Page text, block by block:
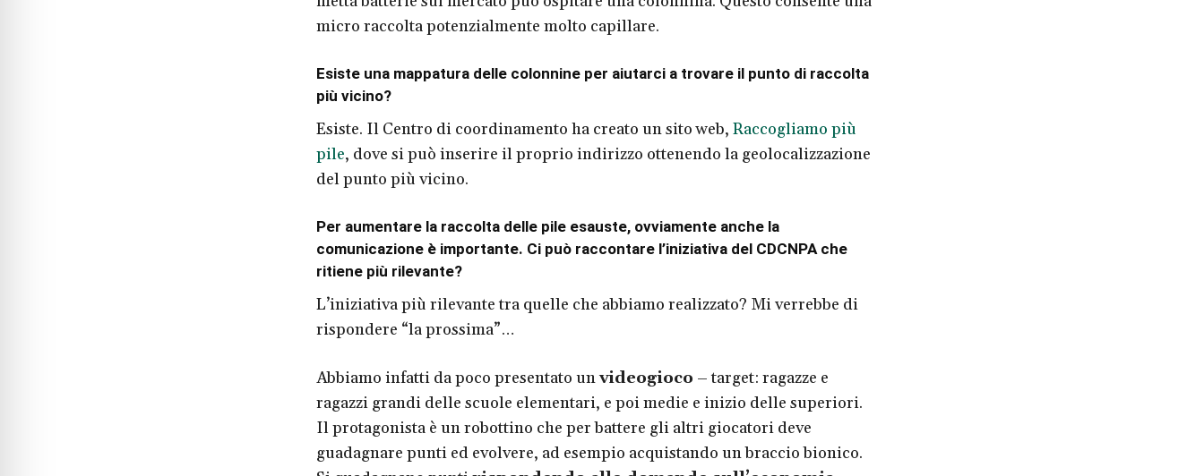
micro raccolta potenzialmente molto capillare.
Esiste una mappatura delle colonnine per aiutarci a trovare il punto di raccolta
più vicino?
Esiste. Il Centro di coordinamento ha creato un sito web, Raccogliamo più
pile, dove si può inserire il proprio indirizzo ottenendo la geolocalizzazione
del punto più vicino.
Per aumentare la raccolta delle pile esauste, ovviamente anche la
comunicazione è importante. Ci può raccontare l’iniziativa del CDCNPA che
ritiene più rilevante?
L’iniziativa più rilevante tra quelle che abbiamo realizzato? Mi verrebbe di
rispondere “la prossima”…
Abbiamo infatti da poco presentato unvideogioco – target: ragazze e
ragazzi grandi delle scuole elementari, e poi medie e inizio delle superiori.
Il protagonista è un robottino che per battere gli altri giocatori deve
guadagnare punti ed evolvere, ad esempio acquistando un braccio bionico.